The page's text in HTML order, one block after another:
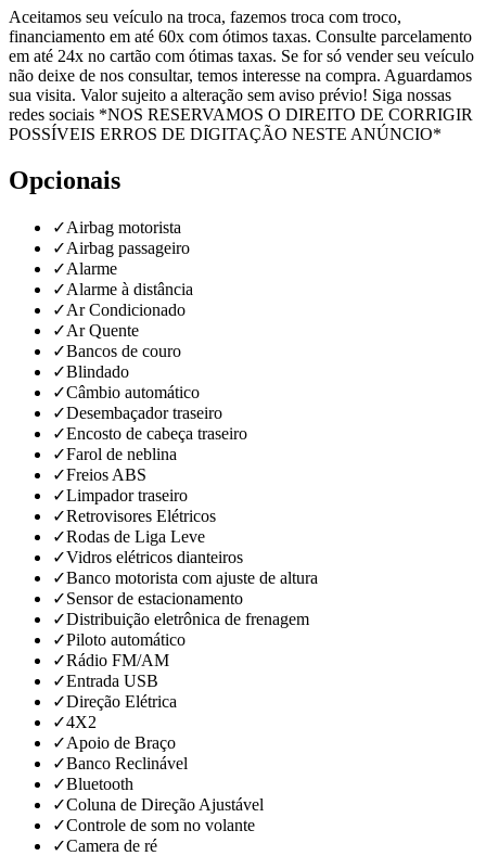
Aceitamos seu veículo na troca, fazemos troca com troco,
financiamento em até 60x com ótimos taxas. Consulte parcelamento
em até 24x no cartão com ótimas taxas. Se for só vender seu veículo
não deixe de nos consultar, temos interesse na compra. Aguardamos
sua visita. Valor sujeito a alteração sem aviso prévio! Siga nossas
redes sociais *NOS RESERVAMOS O DIREITO DE CORRIGIR
POSSÍVEIS ERROS DE DIGITAÇÃO NESTE ANÚNCIO*
Opcionais
✓Airbag motorista
✓Airbag passageiro
✓Alarme
✓Alarme à distância
✓Ar Condicionado
✓Ar Quente
✓Bancos de couro
✓Blindado
✓Câmbio automático
✓Desembaçador traseiro
✓Encosto de cabeça traseiro
✓Farol de neblina
✓Freios ABS
✓Limpador traseiro
✓Retrovisores Elétricos
✓Rodas de Liga Leve
✓Vidros elétricos dianteiros
✓Banco motorista com ajuste de altura
✓Sensor de estacionamento
✓Distribuição eletrônica de frenagem
✓Piloto automático
✓Rádio FM/AM
✓Entrada USB
✓Direção Elétrica
✓4X2
✓Apoio de Braço
✓Banco Reclinável
✓Bluetooth
✓Coluna de Direção Ajustável
✓Controle de som no volante
✓Camera de ré